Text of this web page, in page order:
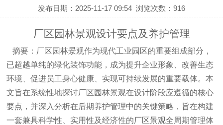
发布日期：2025-11-17 09:54 浏览次数：916
厂区园林景观设计要点及养护管理
摘要：厂区园林景观作为现代工业园区的重要组成部分，
已超越单纯的绿化装饰功能，成为提升企业形象、改善生态
环境、促进员工身心健康、实现可持续发展的重要载体。本
文旨在系统性地探讨厂区园林景观在设计阶段应遵循的核心
要点，并深入分析在后期养护管理中的关键策略，旨在构建
一套兼具科学性、实用性及经济性的厂区景观全周期管理体